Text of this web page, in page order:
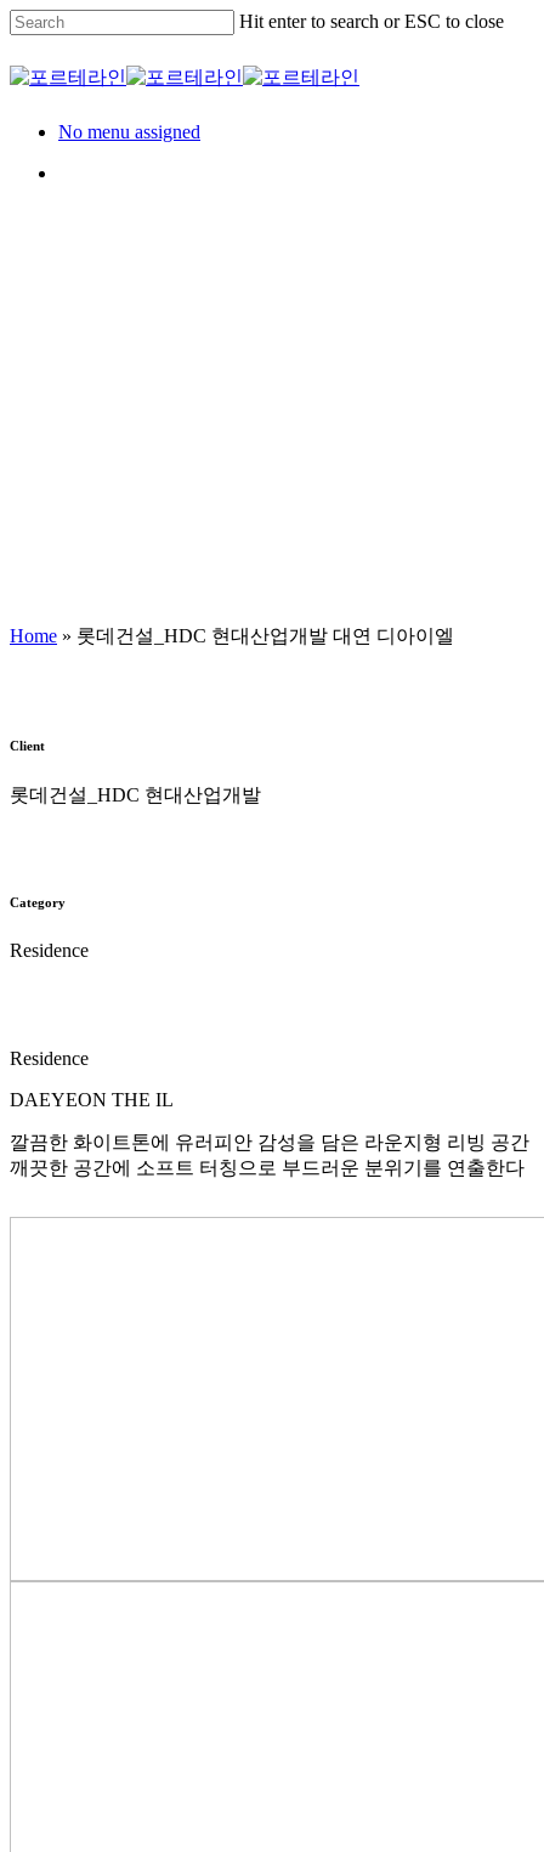
Skip
to
main
content
Hit enter to search or ESC to close
Close
Menu
No menu assigned
Home » 롯데건설_HDC 현대산업개발 대연 디아이엘
Client
롯데건설_HDC 현대산업개발
Category
Residence
Residence
DAEYEON THE IL
깔끔한 화이트톤에 유러피안 감성을 담은 라운지형 리빙 공간
깨끗한 공간에 소프트 터칭으로 부드러운 분위기를 연출한다